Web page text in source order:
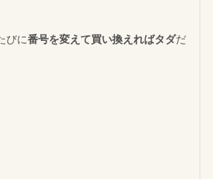
びに番号を変えて買い換えればタダだ